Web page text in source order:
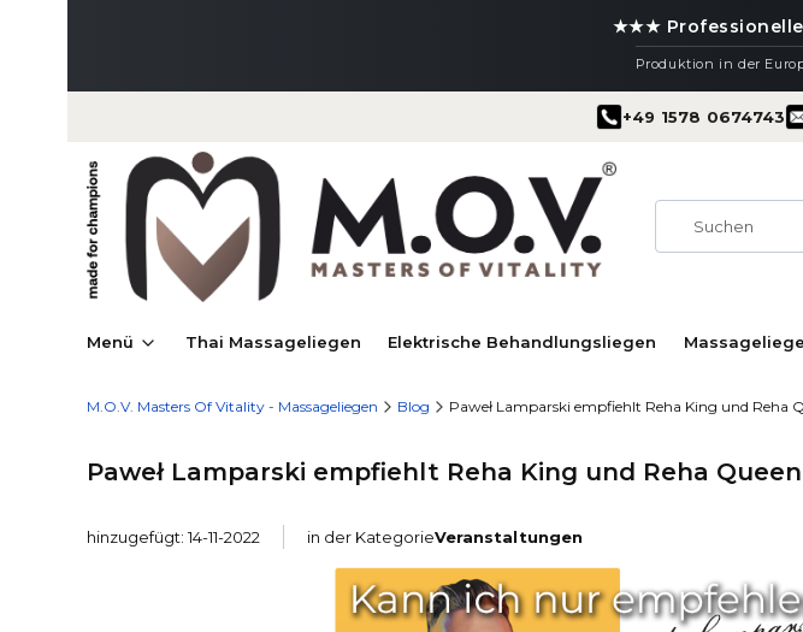
★★★
Produktion in der
+49 1578 0674743
Menü Thai Massageliegen Elektrische Behandlungsliegen
M.O.V. Masters Of Vitality - Massageliegen Blog Paweł Lamparski empfiehlt Reha King und Reha
Paweł Lamparski empfiehlt Reha King und Reha
hinzugefügt: 14-11-2022 in der KategorieVeranstaltungen